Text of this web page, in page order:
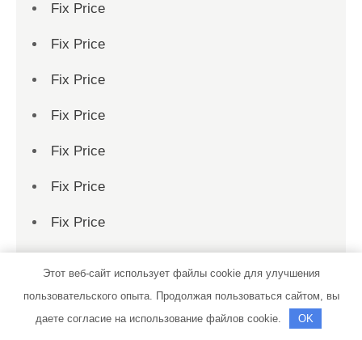
Fix Price
Fix Price
Fix Price
Fix Price
Fix Price
Fix Price
Fix Price
Fix Price
Fix Price
Этот веб-сайт использует файлы cookie для улучшения
пользовательского опыта. Продолжая пользоваться сайтом, вы
даете согласие на использование файлов cookie.
OK